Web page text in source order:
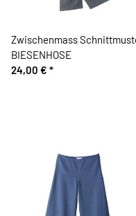
Zwischenmass
BIESENHOSE
24,00 € *